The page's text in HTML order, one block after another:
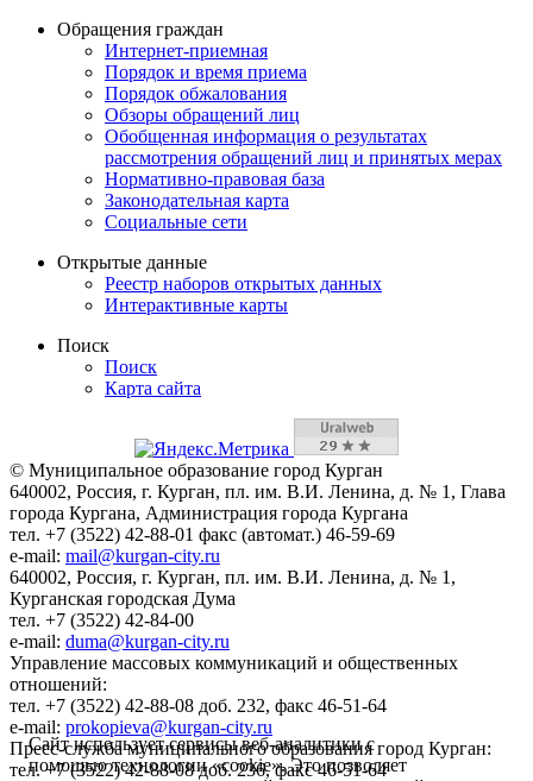
Обращения граждан
Интернет-приемная
Порядок и время приема
Порядок обжалования
Обзоры обращений лиц
Обобщенная информация о результатах
рассмотрения обращений лиц и принятых мерах
Нормативно-правовая база
Законодательная карта
Социальные сети
Открытые данные
Реестр наборов открытых данных
Интерактивные карты
Поиск
Поиск
Карта сайта
© Муниципальное образование город Курган
640002, Россия, г. Курган, пл. им. В.И. Ленина, д. № 1, Глава
города Кургана, Администрация города Кургана
тел. +7 (3522) 42-88-01 факс (автомат.) 46-59-69
e-mail: mail@kurgan-city.ru
640002, Россия, г. Курган, пл. им. В.И. Ленина, д. № 1,
Курганская городская Дума
тел. +7 (3522) 42-84-00
e-mail: duma@kurgan-city.ru
Управление массовых коммуникаций и общественных
отношений:
тел. +7 (3522) 42-88-08 доб. 232, факс 46-51-64
e-mail: prokopieva@kurgan-city.ru
Пресс-служба муниципального образования город Курган:
тел. +7 (3522) 42-88-08 доб. 236, факс 46-51-64
Сайт использует сервисы веб-аналитики с
помощью технологии «cookie». Это позволяет